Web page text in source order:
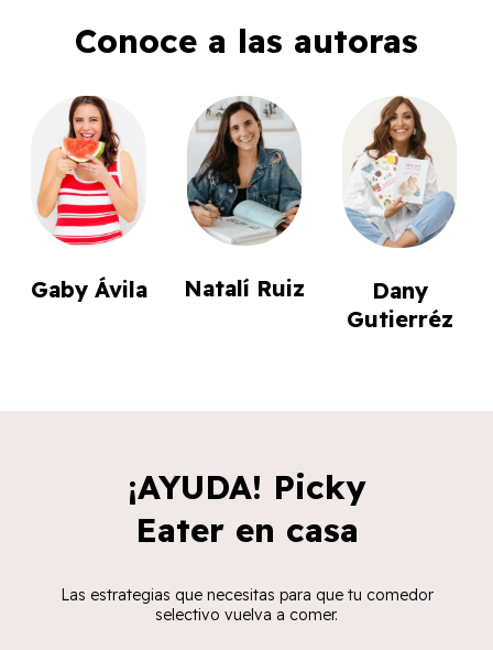
Conoce a las autoras
Gaby Ávila Natalí Ruiz
Dany
Gutierréz
¡AYUDA! Picky
Eater en casa
Las estrategias que necesitas para que tu comedor
selectivo vuelva a comer.